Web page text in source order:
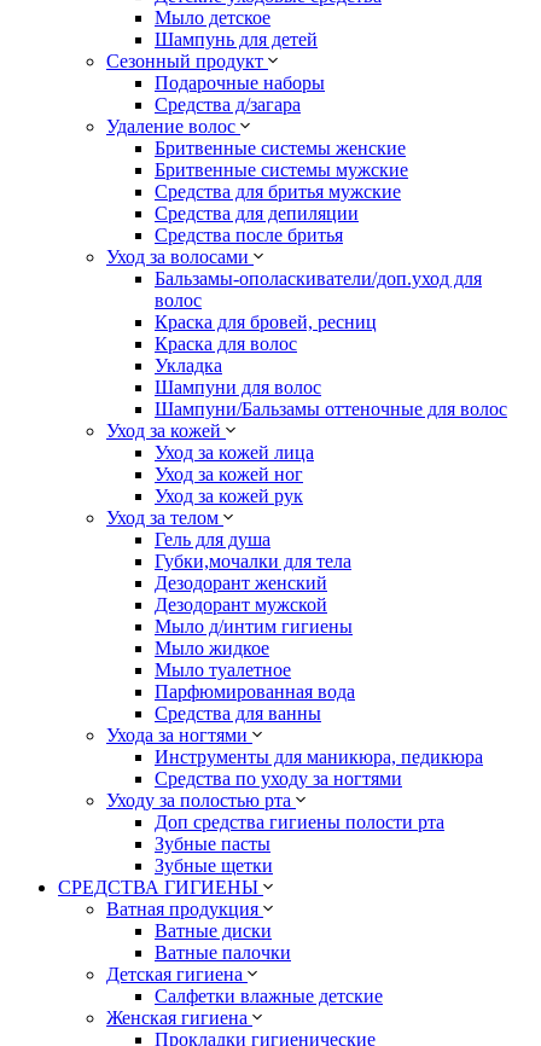
Мыло детское
Шампунь для детей
Сезонный продукт
Подарочные наборы
Средства д/загара
Удаление волос
Бритвенные системы женские
Бритвенные системы мужские
Средства для бритья мужские
Средства для депиляции
Средства после бритья
Уход за волосами
Бальзамы-ополаскиватели/доп.уход для
волос
Краска для бровей, ресниц
Краска для волос
Укладка
Шампуни для волос
Шампуни/Бальзамы оттеночные для волос
Уход за кожей
Уход за кожей лица
Уход за кожей ног
Уход за кожей рук
Уход за телом
Гель для душа
Губки,мочалки для тела
Дезодорант женский
Дезодорант мужской
Мыло д/интим гигиены
Мыло жидкое
Мыло туалетное
Парфюмированная вода
Средства для ванны
Ухода за ногтями
Инструменты для маникюра, педикюра
Средства по уходу за ногтями
Уходу за полостью рта
Доп средства гигиены полости рта
Зубные пасты
Зубные щетки
СРЕДСТВА ГИГИЕНЫ
Ватная продукция
Ватные диски
Ватные палочки
Детская гигиена
Салфетки влажные детские
Женская гигиена
Прокладки гигиенические